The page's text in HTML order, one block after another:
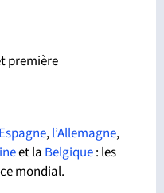
première
,l’Allemagne,
et la Belgique: les
mondial.